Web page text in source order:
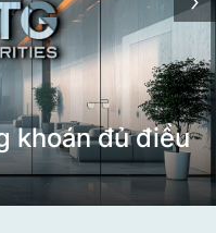
khoán đủ điều